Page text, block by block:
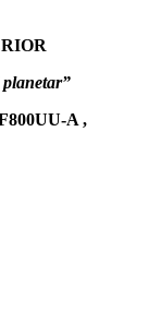
A ,